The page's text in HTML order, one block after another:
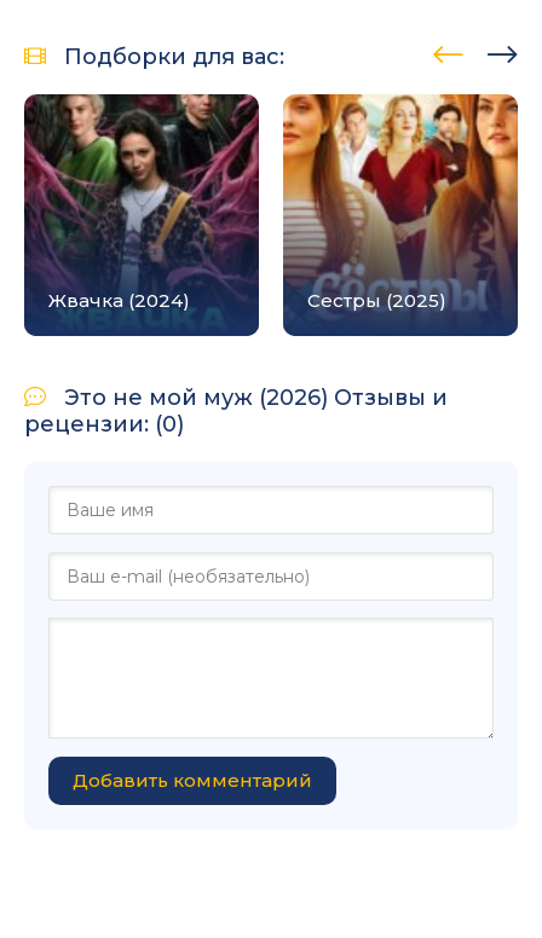
Подборки для вас:
Жвачка (2024) Сестры (2025)
Это не мой муж (2026) Отзывы и
рецензии: (0)
Добавить комментарий